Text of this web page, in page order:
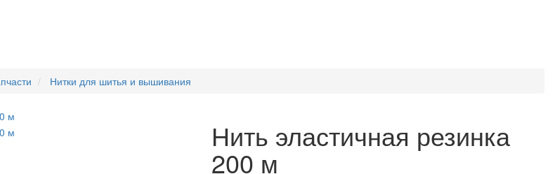
Нитки для шитья и вышивания
Нить эластичная резинка
200 м